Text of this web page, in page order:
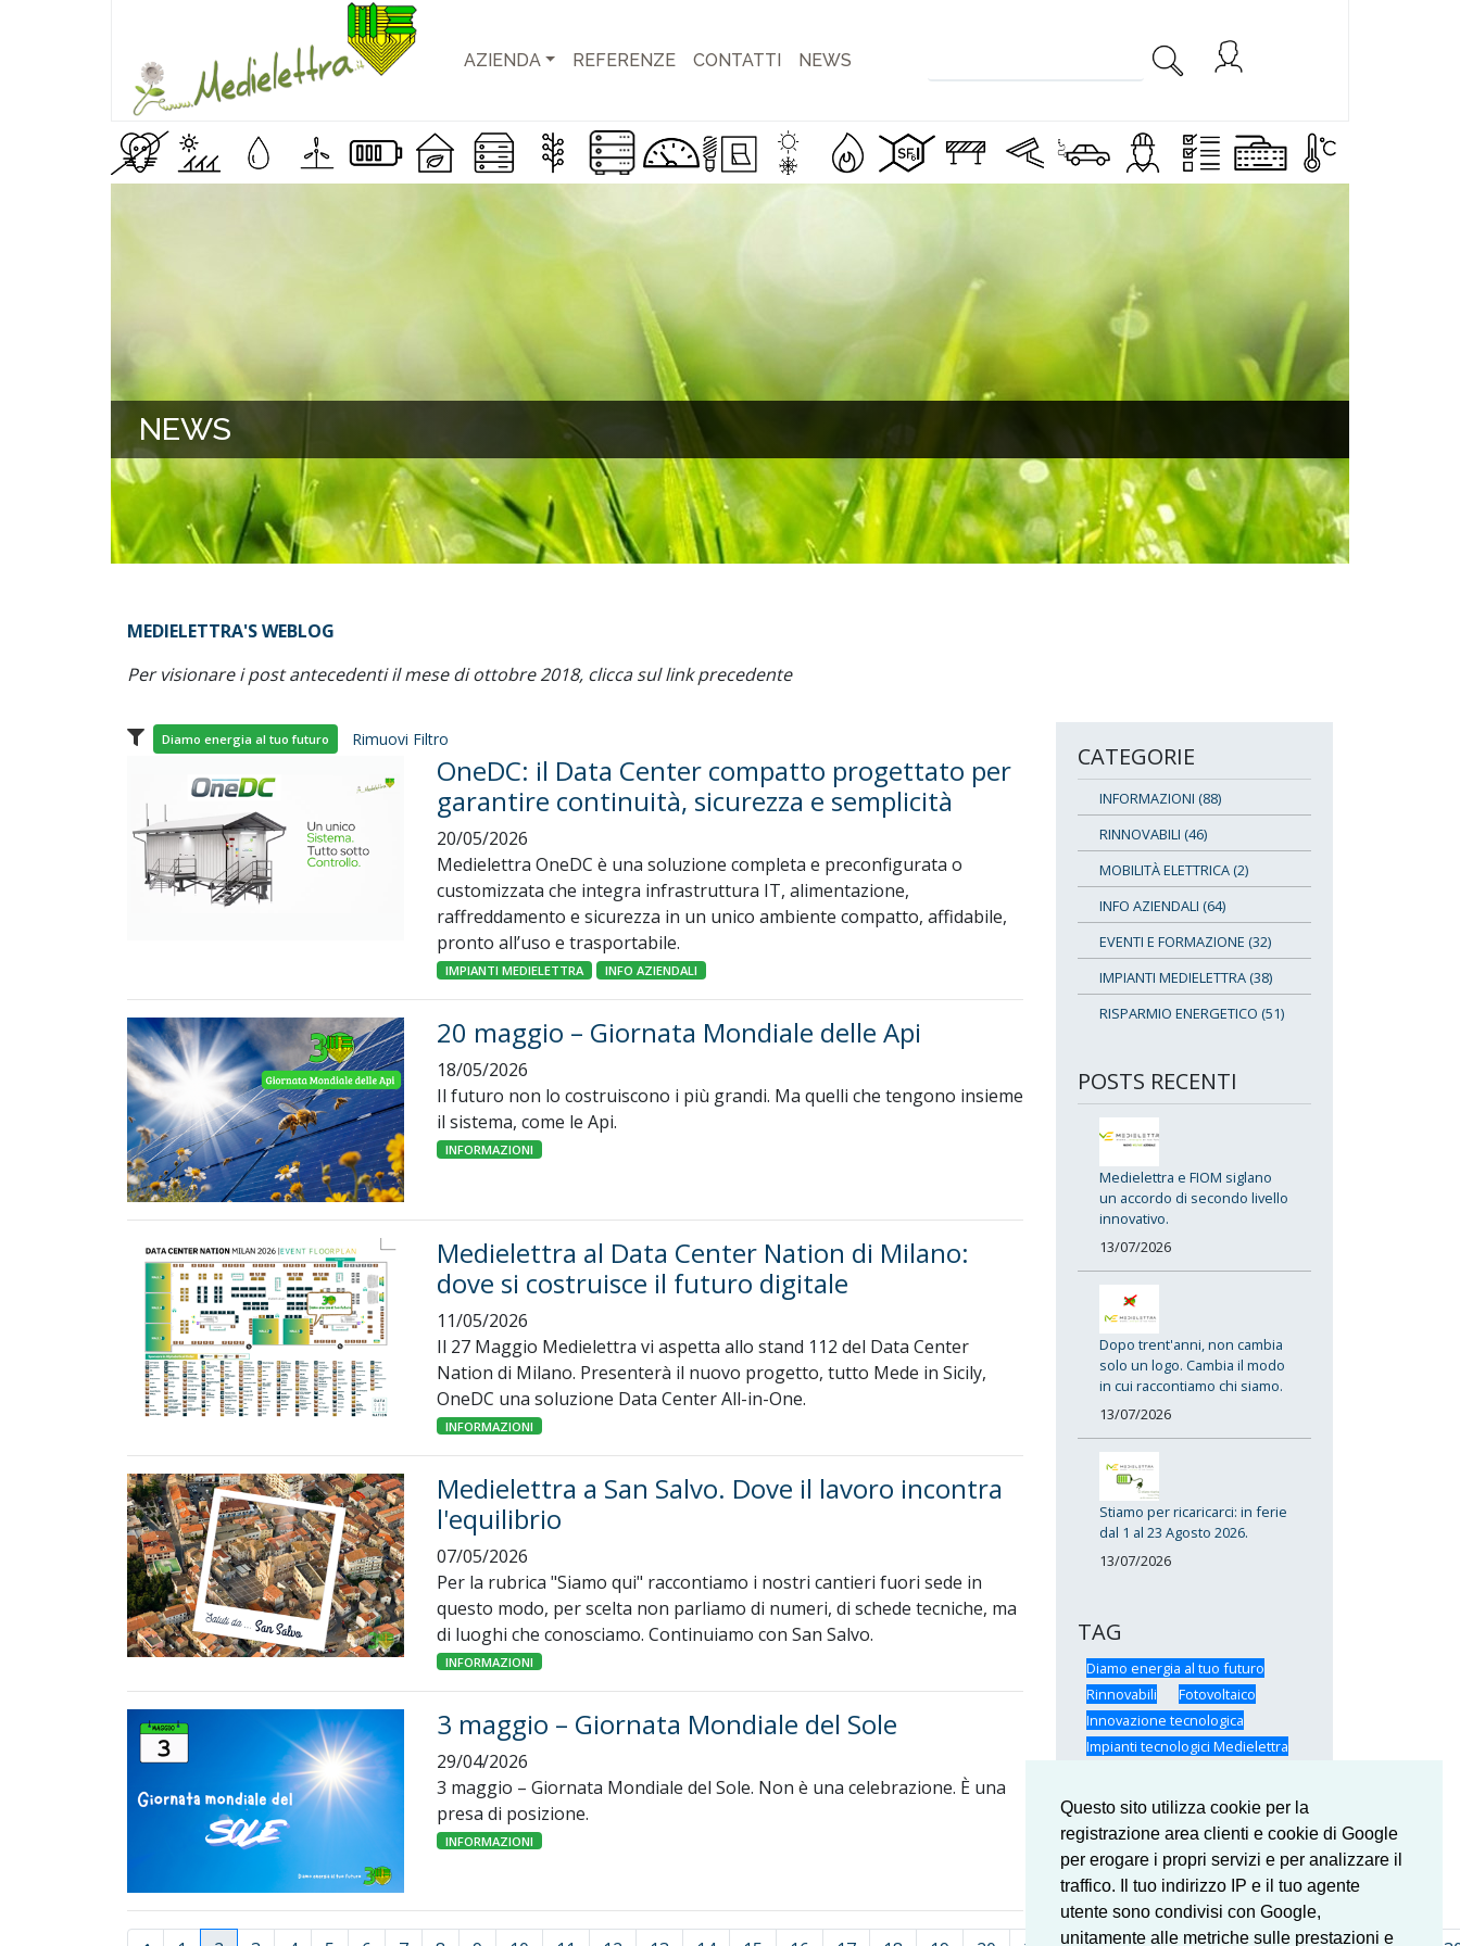
Questo sito utilizza cookie per la
registrazione area clienti e cookie di Google
per erogare i propri servizi e per analizzare il
traffico. Il tuo indirizzo IP e il tuo agente
utente sono condivisi con Google,
unitamente alle metriche sulle prestazioni e
AZIENDA REFERENZE CONTATTI NEWS
NEWS
MEDIELETTRA'S WEBLOG
Per visionare i post antecedenti il mese di ottobre 2018, clicca sul link precedente
Diamo energia al tuo futuro Rimuovi Filtro
OneDC: il Data Center compatto progettato per
garantire continuità, sicurezza e semplicità
20/05/2026
Medielettra OneDC è una soluzione completa e preconfigurata o
customizzata che integra infrastruttura IT, alimentazione,
raffreddamento e sicurezza in un unico ambiente compatto, affidabile,
pronto all’uso e trasportabile.
IMPIANTI MEDIELETTRA INFO AZIENDALI
20 maggio – Giornata Mondiale delle Api
18/05/2026
Il futuro non lo costruiscono i più grandi. Ma quelli che tengono insieme
il sistema, come le Api.
INFORMAZIONI
Medielettra al Data Center Nation di Milano:
dove si costruisce il futuro digitale
11/05/2026
Il 27 Maggio Medielettra vi aspetta allo stand 112 del Data Center
Nation di Milano. Presenterà il nuovo progetto, tutto Mede in Sicily,
OneDC una soluzione Data Center All-in-One.
INFORMAZIONI
Medielettra a San Salvo. Dove il lavoro incontra
l'equilibrio
07/05/2026
Per la rubrica "Siamo qui" raccontiamo i nostri cantieri fuori sede in
questo modo, per scelta non parliamo di numeri, di schede tecniche, ma
di luoghi che conosciamo. Continuiamo con San Salvo.
INFORMAZIONI
3 maggio – Giornata Mondiale del Sole
29/04/2026
3 maggio – Giornata Mondiale del Sole. Non è una celebrazione. È una
presa di posizione.
INFORMAZIONI
CATEGORIE
INFORMAZIONI (88)
RINNOVABILI (46)
MOBILITÀ ELETTRICA (2)
INFO AZIENDALI (64)
EVENTI E FORMAZIONE (32)
IMPIANTI MEDIELETTRA (38)
RISPARMIO ENERGETICO (51)
POSTS RECENTI
Medielettra e FIOM siglano
un accordo di secondo livello
innovativo.
13/07/2026
Dopo trent'anni, non cambia
solo un logo. Cambia il modo
in cui raccontiamo chi siamo.
13/07/2026
Stiamo per ricaricarci: in ferie
dal 1 al 23 Agosto 2026.
13/07/2026
TAG
Diamo energia al tuo futuro
Rinnovabili
Fotovoltaico
Innovazione tecnologica
Impianti tecnologici Medielettra
SunPower
Formazione
Medielettra
Medielettra: il Team
Risparmio energetico